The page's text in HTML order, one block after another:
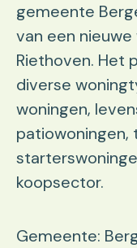
gemeente
van een
Riethoven. Het
diverse
woningen,
patiowoningen,
koopsector.
Gemeente: